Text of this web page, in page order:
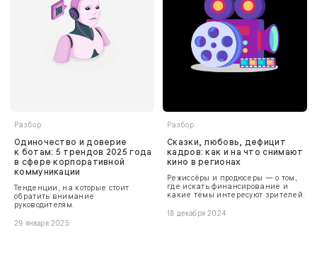
Разбор
Одиночество и доверие
к ботам: 5 трендов 2025 года
в сфере корпоративной
коммуникации
Тенденции, на которые стоит
обратить внимание
руководителям.
29 января 2025
Разбор
Сказки, любовь, дефицит
кадров: как и на что снимают
кино в регионах
Режиссёры и продюсеры — о том,
где искать финансирование и
какие темы интересуют зрителей.
18 декабря 2024